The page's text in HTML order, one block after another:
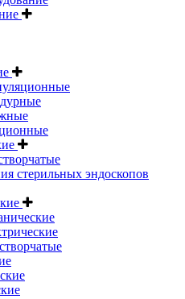
стерильных эндоскопов